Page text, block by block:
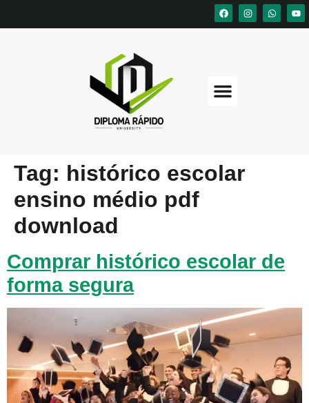
Tag: histórico escolar
ensino médio pdf
download
Comprar histórico escolar de
forma segura